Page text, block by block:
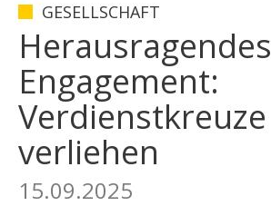
GESELLSCHAFT
Herausragendes
Engagement:
Verdienstkreuze
verliehen
15.09.2025